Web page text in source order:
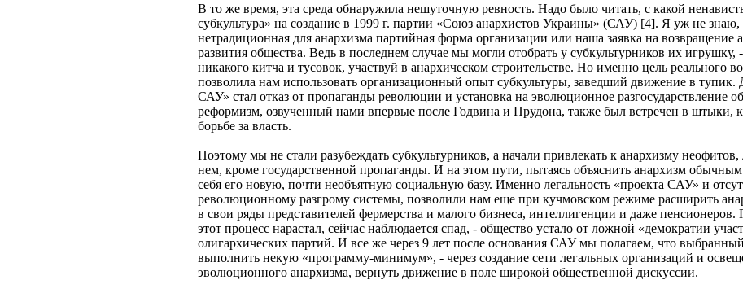
В то же время, эта среда обнаружила нешуточную ревность. Надо было читать, с какой
субкультура» на создание в 1999 г. партии «Союз анархистов Украины» (САУ) [4]. Я уж не знаю,
нетрадиционная для анархизма партийная форма организации или наша заявка на возвращение
развития общества. Ведь в последнем случае мы могли отобрать у субкультурников их игрушку,
никакого китча и тусовок, участвуй в анархическом строительстве. Но именно цель реального
позволила нам использовать организационный опыт субкультуры, заведший движение в тупик.
САУ» стал отказ от пропаганды революции и установка на эволюционное разгосударствление
реформизм, озвученный нами впервые после Годвина и Прудона, также был встречен в штыки,
борьбе за власть.
Поэтому мы не стали разубеждать субкультурников, а начали привлекать к анархизму
нем, кроме государственной пропаганды. И на этом пути, пытаясь объяснить анархизм
себя его новую, почти необъятную социальную базу. Именно легальность «проекта САУ» и
революционному разгрому системы, позволили нам еще при кучмовском режиме расширить
в свои ряды представителей фермерства и малого бизнеса, интеллигенции и даже
этот процесс нарастал, сейчас наблюдается спад, - общество устало от ложной «демократии
олигархических партий. И все же через 9 лет после основания САУ мы полагаем, что
выполнить некую «программу-минимум», - через создание сети легальных организаций и
эволюционного анархизма, вернуть движение в поле широкой общественной дискуссии.